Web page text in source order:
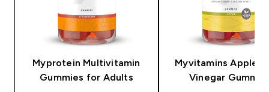
Myprotein Multivitamin
Gummies for Adults
Myvitamins Apple
Vinegar